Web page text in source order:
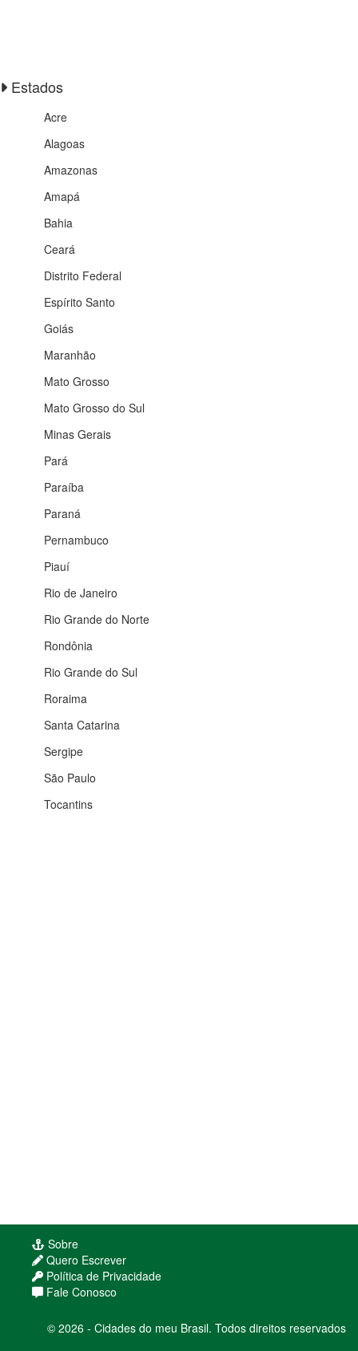
Estados
Acre
Alagoas
Amazonas
Amapá
Bahia
Ceará
Distrito Federal
Espírito Santo
Goiás
Maranhão
Mato Grosso
Mato Grosso do Sul
Minas Gerais
Pará
Paraíba
Paraná
Pernambuco
Piauí
Rio de Janeiro
Rio Grande do Norte
Rondônia
Rio Grande do Sul
Roraima
Santa Catarina
Sergipe
São Paulo
Tocantins
Sobre
Quero Escrever
Política de Privacidade
Fale Conosco
© 2026 - Cidades do meu Brasil. Todos direitos reservados